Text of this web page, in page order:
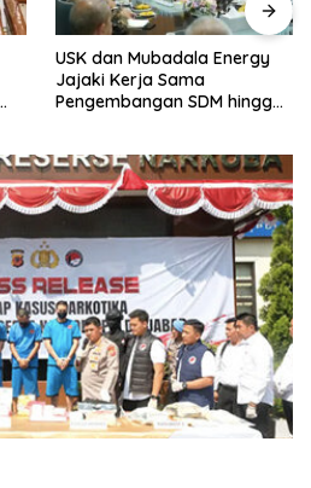
USK dan Mubadala Energy
Jajaki Kerja Sama
Pengembangan SDM hingga